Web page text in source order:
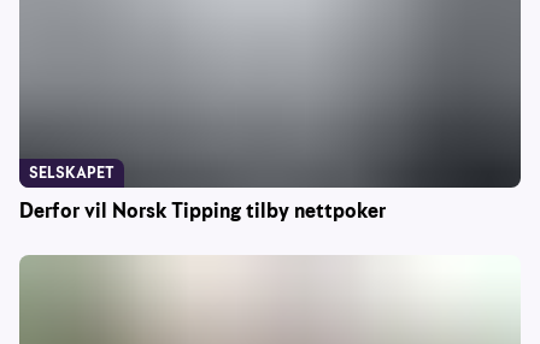
Derfor vil Norsk Tipping tilby nettpoker
SELSKAPET